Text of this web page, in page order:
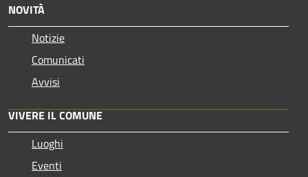
NOVITÀ
Notizie
Comunicati
Avvisi
VIVERE IL COMUNE
Luoghi
Eventi